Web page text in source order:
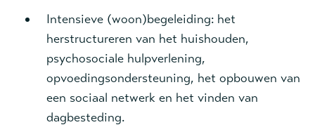
Telefoonnummer *
Doelgroep *
18-
Intensieve (woon)begeleiding: het
herstructureren van het huishouden,
psychosociale hulpverlening,
opvoedingsondersteuning, het opbouwen van
een sociaal netwerk en het vinden van
dagbesteding.